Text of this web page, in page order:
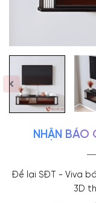
NHẬN BÁO
Để lại SĐT - Viva
3D